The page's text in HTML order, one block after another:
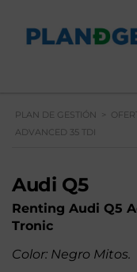
PLAN DE GESTIÓN >
ADVANCED 35 TDI
Audi Q5
Renting Audi Q5
Tronic
Color: Negro Mitos.